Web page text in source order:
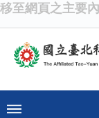
移至網頁之主要